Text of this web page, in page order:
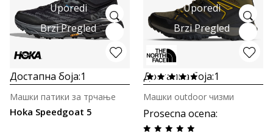
Uporedi
Brzi Pregled
Достапна боја:1
Hoka Speedgoat 5
Машки патики за трчање
Uporedi
Brzi Pregled
Достапна боја:1
Prosecna ocena:
Машки outdoor чизми